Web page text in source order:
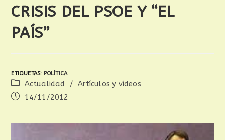
CRISIS DEL PSOE Y “EL
PAÍS”
ETIQUETAS: POLÍTICA
Actualidad /
Artículos y vídeos
14/11/2012